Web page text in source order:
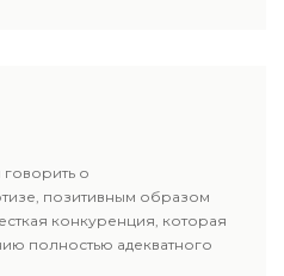
говорить о
позитивным образом
конкуренция, которая
полностью адекватного